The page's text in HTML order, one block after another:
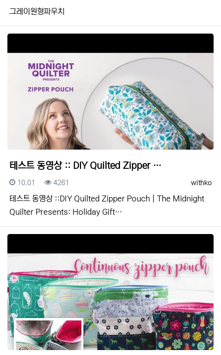
그레이원형파우치
테스트 동영상 :: DIY Quilted Zipper …
등록자
withko
등록일
10.01 조회
4261
테스트 동영상 ::DIY Quilted Zipper Pouch | The Midnight
Quilter Presents: Holiday Gift…